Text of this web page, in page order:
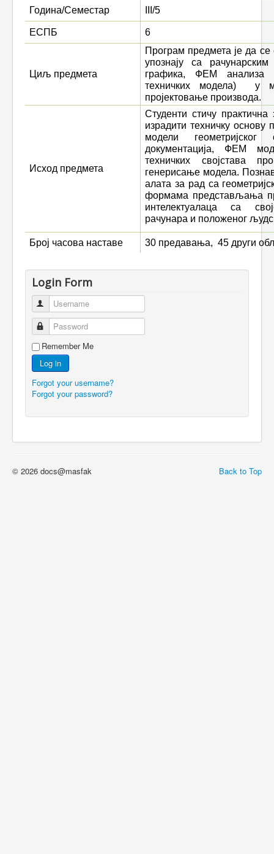
Година/Семестар III/5
ЕСПБ 6
Циљ предмета
Програм предмета је да
упознају са рачунарским
графика, ФЕМ анализа
техничких модела)
у
пројектовање производа.
Исход предмета
Студенти стичу
израдити техничку основу
модели геометријског
документација, ФЕМ
техничких својстава
генерисање модела.
алата за рад са
формама представљања
интелектуалаца са
рачунара и положеног
Број часова наставе 30 предавања, 45 други
Login Form
Username
Password
Remember Me
Log in
Forgot your username?
Forgot your password?
Back to Top
© 2026 docs@masfak